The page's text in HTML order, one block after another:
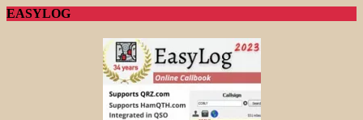
EASYLOG